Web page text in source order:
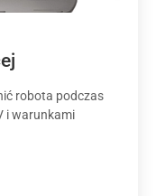
robota podczas
i warunkami